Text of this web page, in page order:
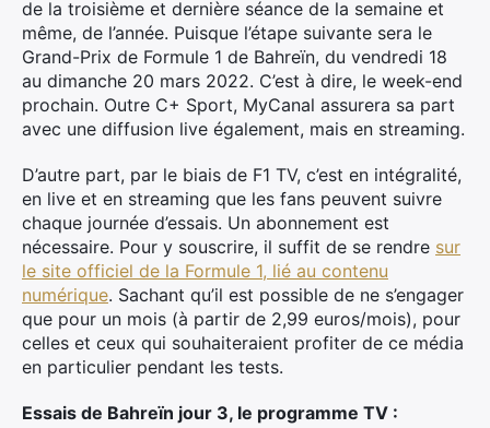
de la troisième et dernière séance de la semaine et
même, de l’année. Puisque l’étape suivante sera le
Grand-Prix de Formule 1 de Bahreïn, du vendredi 18
au dimanche 20 mars 2022. C’est à dire, le week-end
prochain. Outre C+ Sport, MyCanal assurera sa part
avec une diffusion live également, mais en streaming.
D’autre part, par le biais de F1 TV, c’est en intégralité,
en live et en streaming que les fans peuvent suivre
chaque journée d’essais. Un abonnement est
nécessaire. Pour y souscrire, il suffit de se rendre sur
le site officiel de la Formule 1, lié au contenu
numérique. Sachant qu’il est possible de ne s’engager
que pour un mois (à partir de 2,99 euros/mois), pour
celles et ceux qui souhaiteraient profiter de ce média
en particulier pendant les tests.
Essais de Bahreïn jour 3, le programme TV :